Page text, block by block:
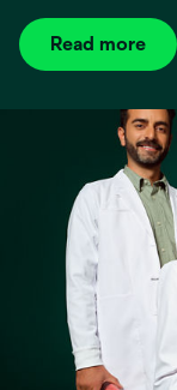
Read more